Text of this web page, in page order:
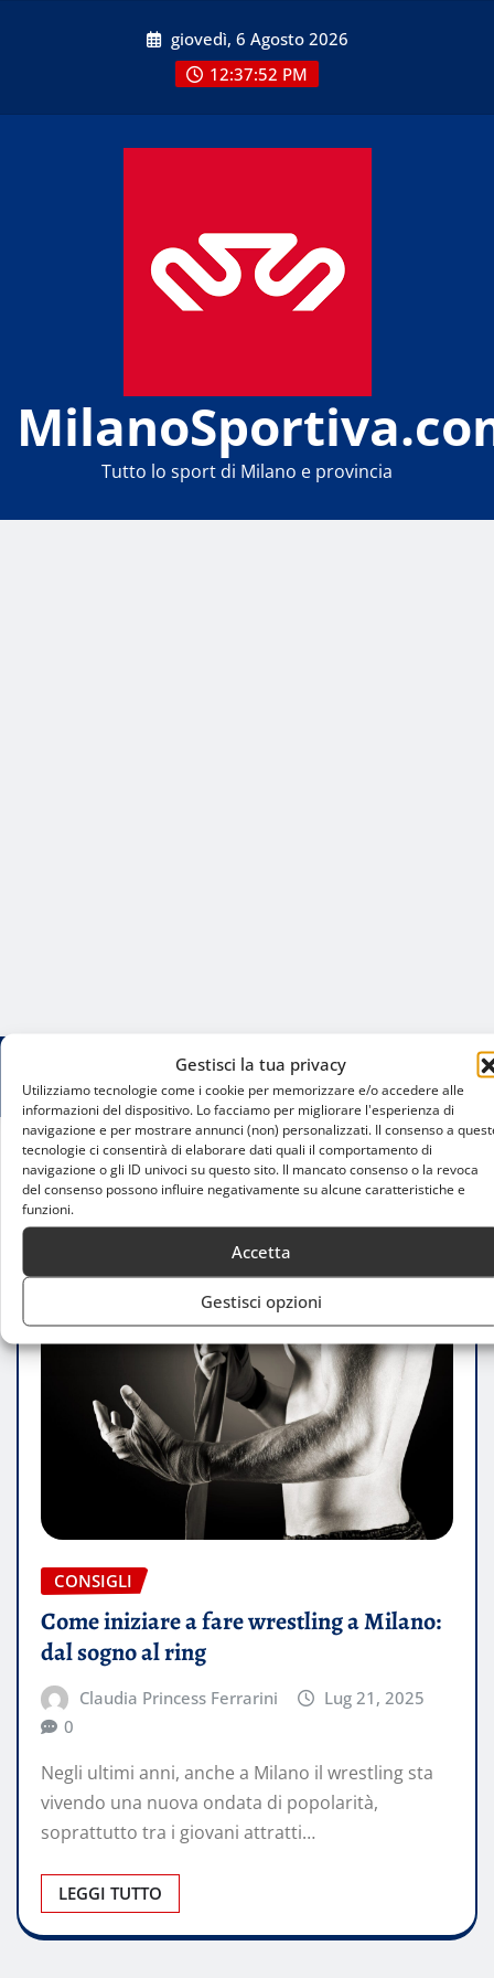
Gestisci la tua privacy
Utilizziamo tecnologie come i cookie per memorizzare e/o accedere alle
informazioni del dispositivo. Lo facciamo per migliorare l'esperienza di
navigazione e per mostrare annunci (non) personalizzati. Il consenso a
tecnologie ci consentirà di elaborare dati quali il comportamento di
navigazione o gli ID univoci su questo sito. Il mancato consenso o la revoca
del consenso possono influire negativamente su alcune caratteristiche e
funzioni.
Accetta
Gestisci opzioni
giovedì, 6 Agosto 2026
12:37:52 PM
Tutto lo sport di Milano e provincia
Home
Come iniziare a fare wrestling a Milano: dal sogno
al ring
CONSIGLI
Come iniziare a fare wrestling a Milano:
dal sogno al ring
Claudia Princess Ferrarini
Lug 21, 2025
0
Negli ultimi anni, anche a Milano il wrestling sta
vivendo una nuova ondata di popolarità,
soprattutto tra i giovani attratti…
LEGGI TUTTO